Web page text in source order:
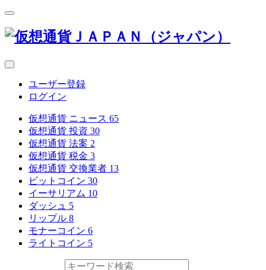
ユーザー登録
ログイン
仮想通貨 ニュース 65
仮想通貨 投資 30
仮想通貨 法案 2
仮想通貨 税金 3
仮想通貨 交換業者 13
ビットコイン 30
イーサリアム 10
ダッシュ 5
リップル 8
モナーコイン 6
ライトコイン 5